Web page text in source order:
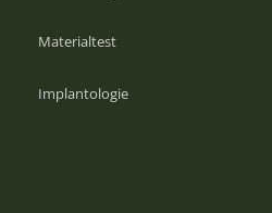
Materialtest
Implantologie